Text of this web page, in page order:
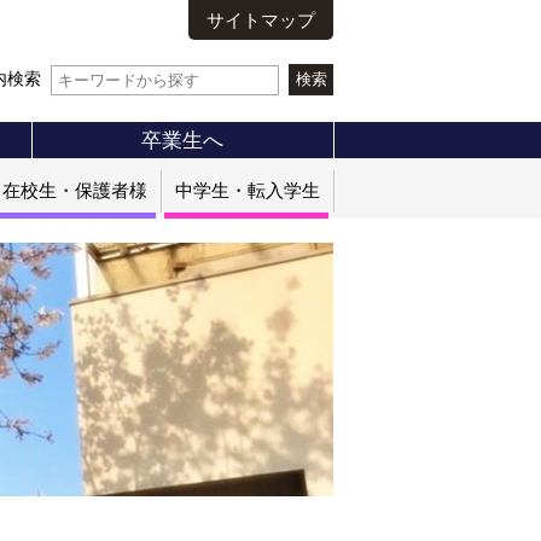
サイトマップ
検索
卒業生へ
在校生・保護者様 中学生・転入学生